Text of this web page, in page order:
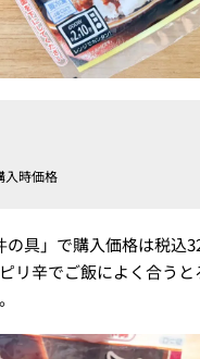
時価格
具」で購入価格は税込
リ辛でご飯によく合う